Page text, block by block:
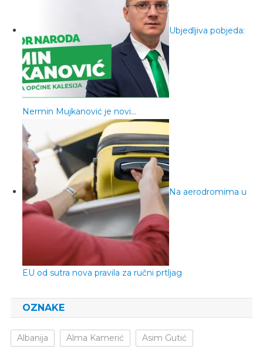
Ubjedljiva pobjeda:
Nermin Mujkanović je novi…
Na aerodromima u
EU od sutra nova pravila za ručni prtljag
OZNAKE
Albanija Alma Kamerić Asim Gutić